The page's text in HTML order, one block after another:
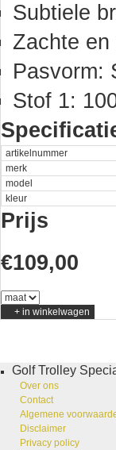
Subtiele
Zachte
Pasvorm:
Stof 1:
artikelnummer
merk
model
kleur
Prijs
€109,00
Golf Trolley
Over ons
Contact
Algemene
Disclaimer
Privacy policy